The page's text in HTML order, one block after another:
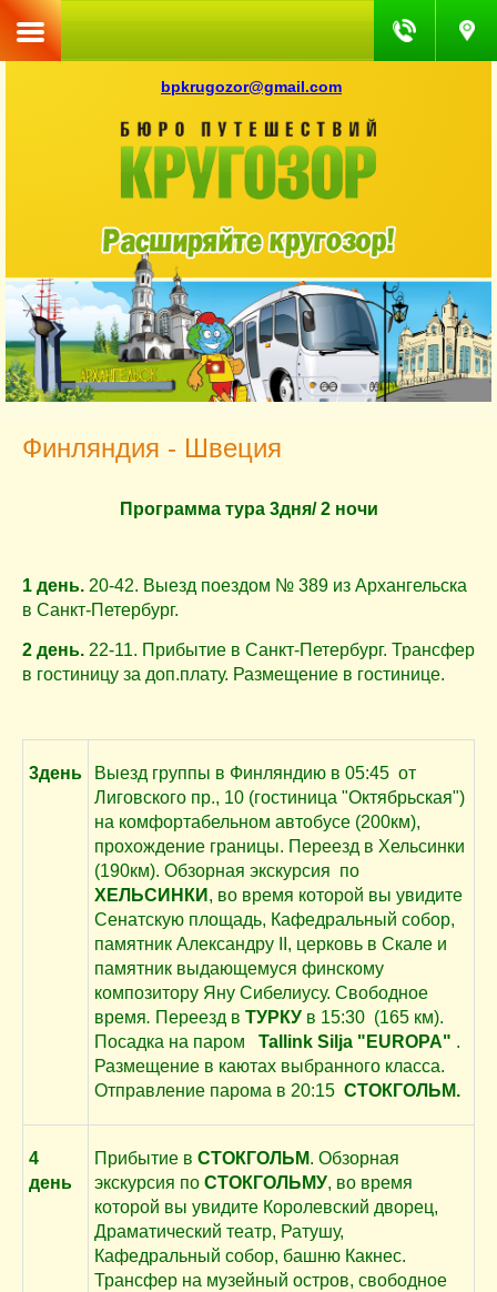
bpkrugozor@gmail.com
Финляндия - Швеция
Программа тура 3дня/ 2 ночи
1 день. 20-42. Выезд поездом № 389 из Архангельска
в Санкт-Петербург.
2 день. 22-11. Прибытие в Санкт-Петербург. Трансфер
в гостиницу за доп.плату. Размещение в гостинице.
3день Выезд группы в Финляндию в 05:45 от
Лиговского пр., 10 (гостиница "Октябрьская")
на комфортабельном автобусе (200км),
прохождение границы. Переезд в Хельсинки
(190км). Обзорная экскурсия по
ХЕЛЬСИНКИ , во время которой вы увидите
Сенатскую площадь, Кафедральный собор,
памятник Александру II, церковь в Скале и
памятник выдающемуся финскому
композитору Яну Сибелиусу. Свободное
время. Переезд в ТУРКУ в 15:30 (165 км).
Посадка на паром Tallink Silja "EUROPA" .
Размещение в каютах выбранного класса.
Отправление парома в 20:15 СТОКГОЛЬМ.
4
день
Прибытие в СТОКГОЛЬМ. Обзорная
экскурсия по СТОКГОЛЬМУ, во время
которой вы увидите Королевский дворец,
Драматический театр, Ратушу,
Кафедральный собор, башню Какнес.
Трансфер на музейный остров, свободное